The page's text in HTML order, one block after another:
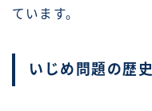
ています。
いじめ問題の歴